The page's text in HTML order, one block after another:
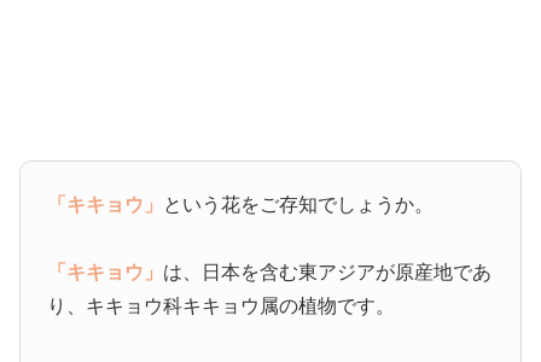
「キキョウ」 という花をご存知でしょうか。
「キキョウ」 は、日本を含む東アジアが原産地であ
り、キキョウ科キキョウ属の植物です。